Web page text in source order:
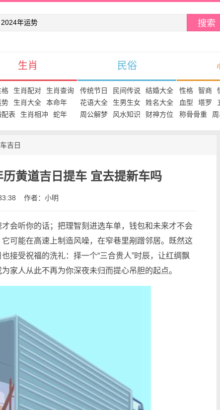
搜索
生肖
格 生肖配对
生肖查询
势
生肖大全
本命年
表
生肖相冲 蛇年
民俗
传统节日 民间传说
结婚大全
花语大全
生男生女
姓名大全
周公解梦
风水知识 财神方位
性格 智商
血型
塔罗
称骨骨重
吉日
黄道吉日提车 宜去提新车吗
作者：小明
会听你的话；把理智刻进选车单，钱包和未来才不会
可能在高速上制造风噪，在窄巷里剐蹭邻居。既然这
接受祝福的洗礼：择一个“三合贵人”时辰，让红绸飘
家人从此不再为你深夜未归而提心吊胆的起点。